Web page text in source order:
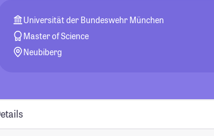
Universität der Bundeswehr München
Master of Science
Neubiberg